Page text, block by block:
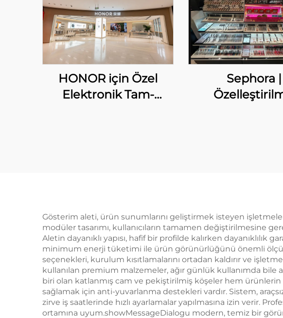
HONOR için Özel
Elektronik Tam-
Sephora |
Gösterim aleti, ürün sunumlarını geliştirmek isteyen
modüler tasarımı, kullanıcıların tamamen değiştirilmesine
Aletin dayanıklı yapısı, hafif bir profilde kalırken dayanıklılık
minimum enerji tüketimi ile ürün görünürlüğünü önemli
seçenekleri, kurulum kısıtlamalarını ortadan kaldırır ve
kullanılan premium malzemeler, ağır günlük kullanımda bile
biri olan katlanmış cam ve pekiştirilmiş köşeler hem ürünlerin
sağlamak için anti-yuvarlanma destekleri vardır. Sistem,
zirve iş saatlerinde hızlı ayarlamalar yapılmasına izin verir.
ortamına uyum.showMessageDialogu modern, temiz bir